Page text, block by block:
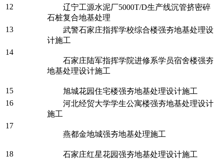
12
辽宁工源水泥厂5000T/D生产线沉管挤密碎
石桩复合地基处理
13
武警石家庄指挥学校综合楼强夯地基处理设
计施工
14
石家庄陆军指挥学院进修系学员宿舍楼强夯
地基处理设计施工
15
旭城花园住宅楼强夯地基处理设计施工
16
河北经贸大学学生公寓楼强夯地基处理设计
施工
17
燕都金地城强夯地基处理施工
18
石家庄红星花园强夯地基处理设计施工